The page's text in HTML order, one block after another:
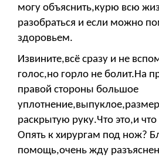
могу объяснить,курю всю
разобраться и если можно
здоровьем.
Извините,всё сразу и не
голос,но горло не болит.На
правой стороны большое
раскрытую руку.Что это,и
Опять к хирургам под нож?
помощь,очень жду